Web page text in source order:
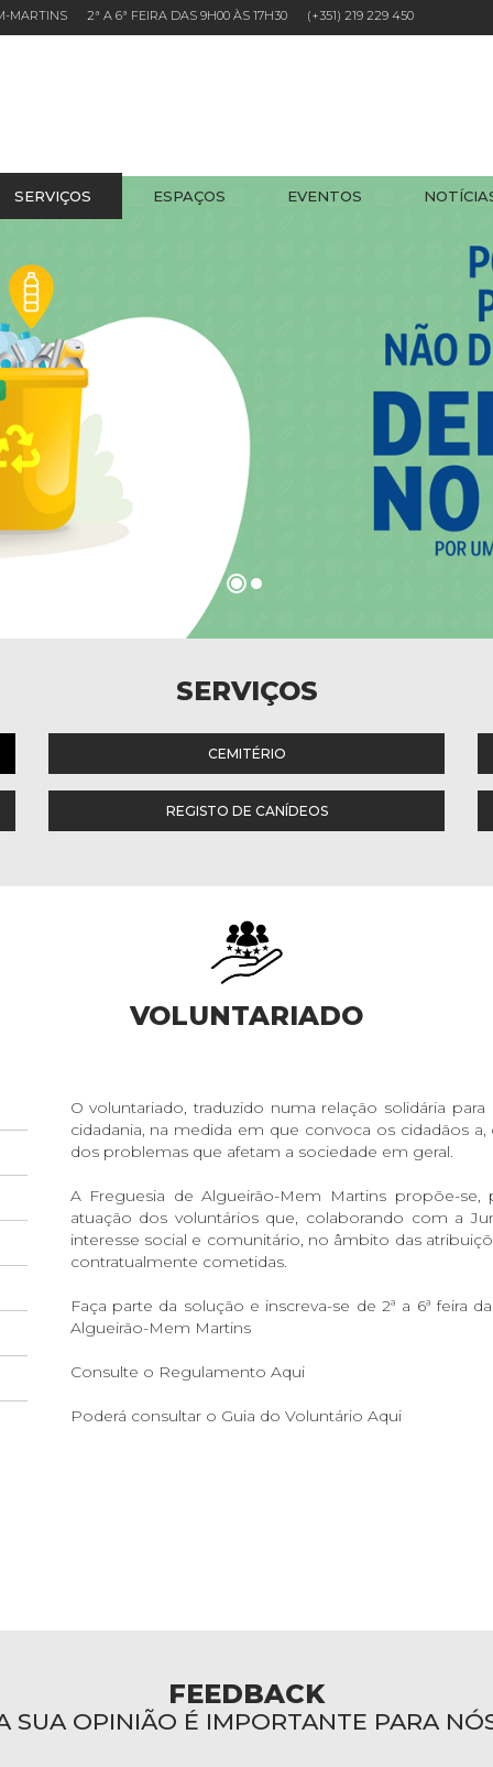
MARTINS 2ª A 6ª FEIRA DAS 9H00 ÀS 17H30 (+351) 219 229 450
SERVIÇOS ESPAÇOS EVENTOS
SERVIÇOS
CEMITÉRIO
REGISTO DE CANÍDEOS
VOLUNTARIADO
O voluntariado, traduzido numa relação solidária
cidadania, na medida em que convoca os cidadãos
dos problemas que afetam a sociedade em geral.
A Freguesia de Algueirão-Mem Martins propõe-
atuação dos voluntários que, colaborando com a
interesse social e comunitário, no âmbito das
contratualmente cometidas.
Faça parte da solução e inscreva-se de 2ª a 6ª feira
Algueirão-Mem Martins
Consulte o Regulamento Aqui
Poderá consultar o Guia do Voluntário Aqui
FEEDBACK
SUA OPINIÃO É IMPORTANTE PARA